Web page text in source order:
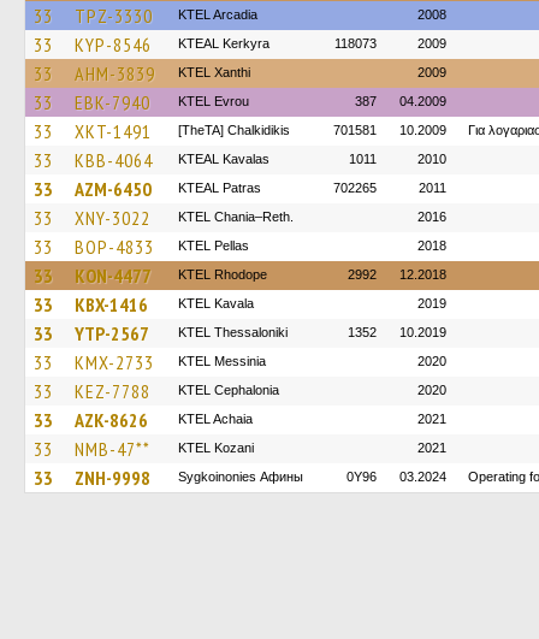
33 TPZ-3330 KTEL Arcadia 2008
33 KYP-8546 KTEAL Kerkyra 118073 2009
33 AHM-3839 KTEL Xanthi 2009
33 EBK-7940 KTEL Evrou 387 04.2009
33 XKT-1491 [TheTA] Chalkidikis 701581 10.2009 Για
33 KBB-4064 KTEAL Kavalas 1011 2010
33 AZM-6450 KTEAL Patras 702265 2011
33 XNY-3022 KTEL Chania–Reth. 2016
33 BOP-4833 KTEL Pellas 2018
33 KON-4477 KTEL Rhodope 2992 12.2018
33 KBX-1416 KTEL Kavala 2019
33 YTP-2567 KTEL Thessaloniki 1352 10.2019
33 KMX-2733 KTEL Messinia 2020
33 KEZ-7788 KTEL Cephalonia 2020
33 AZK-8626 KTEL Achaia 2021
33 NMB-47** ΚΤΕL Kozani 2021
33 ZNH-9998 Sygkoinonies Афины 0Y96 03.2024 Operating